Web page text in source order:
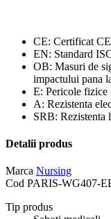
CE: Certificat
EN: Standard
OB: Masuri de
impactului pana
E: Pericole fizice
A: Rezistenta
SRB: Rezistenta
Detalii produs
Marca Nursing
Cod PARIS-WG407-
Tip produs